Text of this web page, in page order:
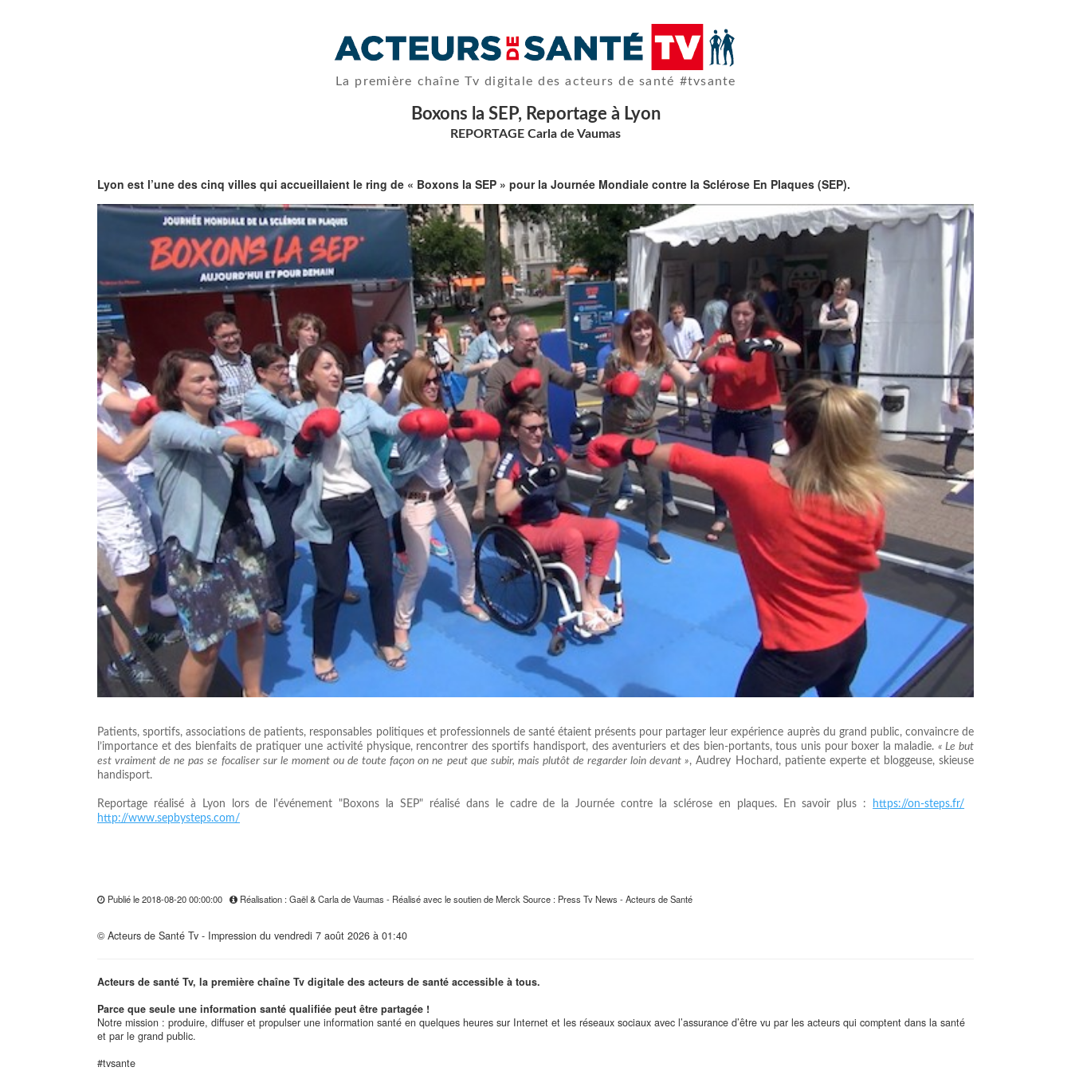
La première chaîne Tv digitale des acteurs de santé #tvsante
Boxons la SEP, Reportage à Lyon
REPORTAGE Carla de Vaumas
Lyon est l’une des cinq villes qui accueillaient le ring de « Boxons la SEP » pour la Journée Mondiale contre la Sclérose En Plaques (SEP).
Patients, sportifs, associations de patients, responsables politiques et professionnels de santé étaient présents pour partager leur expérience auprès du grand public, convaincre de
l’importance et des bienfaits de pratiquer une activité physique, rencontrer des sportifs handisport, des aventuriers et des bien-portants, tous unis pour boxer la maladie. « Le but
est vraiment de ne pas se focaliser sur le moment ou de toute façon on ne peut que subir, mais plutôt de regarder loin devant », Audrey Hochard, patiente experte et bloggeuse, skieuse
handisport.
Reportage réalisé à Lyon lors de l'événement "Boxons la SEP" réalisé dans le cadre de la Journée contre la sclérose en plaques. En savoir plus :
https://on-steps.fr/
http://www.sepbysteps.com/
Publié le 2018-08-20 00:00:00 Réalisation : Gaël & Carla de Vaumas - Réalisé avec le soutien de Merck Source : Press Tv News - Acteurs de Santé
© Acteurs de Santé Tv - Impression du vendredi 7 août 2026 à 01:40
Acteurs de santé Tv, la première chaîne Tv digitale des acteurs de santé accessible à tous.
Parce que seule une information santé qualifiée peut être partagée !
Notre mission : produire, diffuser et propulser une information santé en quelques heures sur Internet et les réseaux sociaux avec l’assurance d’être vu par les acteurs qui comptent dans la santé
et par le grand public.
#tvsante